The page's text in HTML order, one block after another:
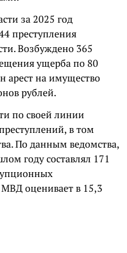
за 2025 год
преступления
Возбуждено 365
ущерба по 80
арест на имущество
рублей.
по своей линии
в том
По данным ведомства,
году составлял 171
оценивает в 15,3